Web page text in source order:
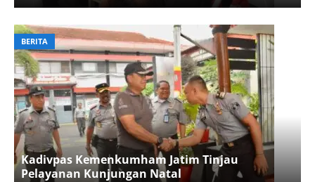
BERITA
Kadivpas Kemenkumham Jatim Tinjau
Pelayanan Kunjungan Natal